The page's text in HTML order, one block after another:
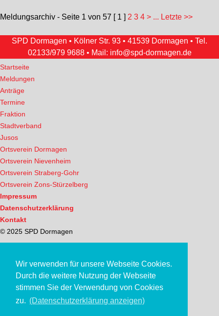
Wir verwenden für unsere Webseite Cookies.
Durch die weitere Nutzung der Webseite
stimmen Sie der Verwendung von Cookies
zu. (Datenschutzerklärung anzeigen)
Meldungsarchiv - Seite 1 von 57 [ 1 ] 2 3 4 > ... Letzte >>
SPD Dormagen • Kölner Str. 93 • 41539 Dormagen • Tel.
02133/979 9688• Mail: info@spd-dormagen.de
Startseite
Meldungen
Anträge
Termine
Fraktion
Stadtverband
Jusos
Ortsverein Dormagen
Ortsverein Nievenheim
Ortsverein Straberg-Gohr
Ortsverein Zons-Stürzelberg
Impressum
Datenschutzerklärung
Kontakt
© 2025 SPD Dormagen